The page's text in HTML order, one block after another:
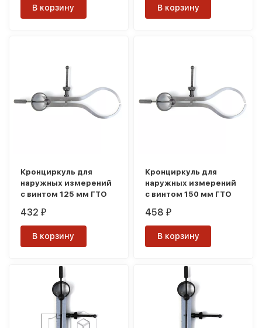
В корзину В корзину
Кронциркуль для
наружных измерений
с винтом 125 мм ГТО
432₽
В корзину
Кронциркуль для
наружных измерений
с винтом 150 мм ГТО
458₽
В корзину